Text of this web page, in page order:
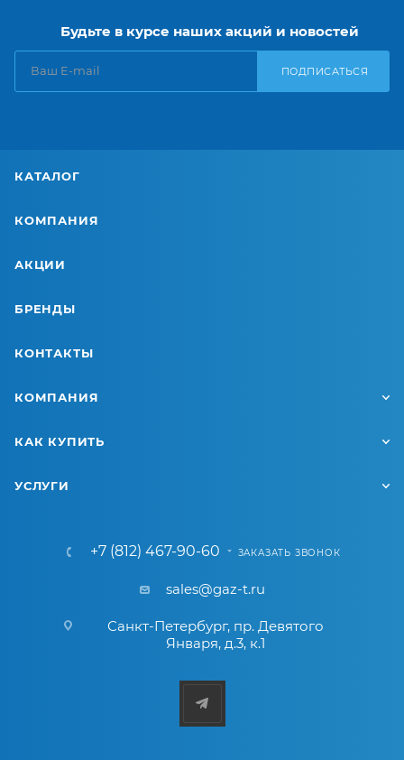
Будьте в курсе наших акций и новостей
ПОДПИСАТЬСЯ
КАТАЛОГ
КОМПАНИЯ
АКЦИИ
БРЕНДЫ
КОНТАКТЫ
КОМПАНИЯ
КАК КУПИТЬ
УСЛУГИ
+7 (812) 467-90-60 ЗАКАЗАТЬ ЗВОНОК
sales@gaz-t.ru
Санкт-Петербург, пр. Девятого
Января, д.3, к.1